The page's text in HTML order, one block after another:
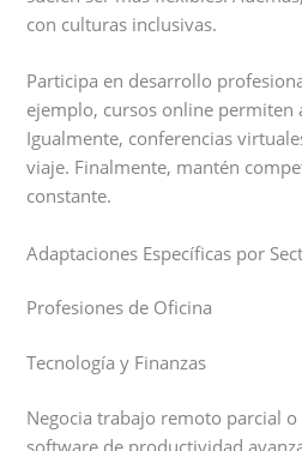
con culturas inclusivas.
Participa en desarrollo
ejemplo, cursos online permiten
Igualmente, conferencias
viaje. Finalmente, mantén
constante.
Adaptaciones Específicas por
Profesiones de Oficina
Tecnología y Finanzas
Negocia trabajo remoto parcial